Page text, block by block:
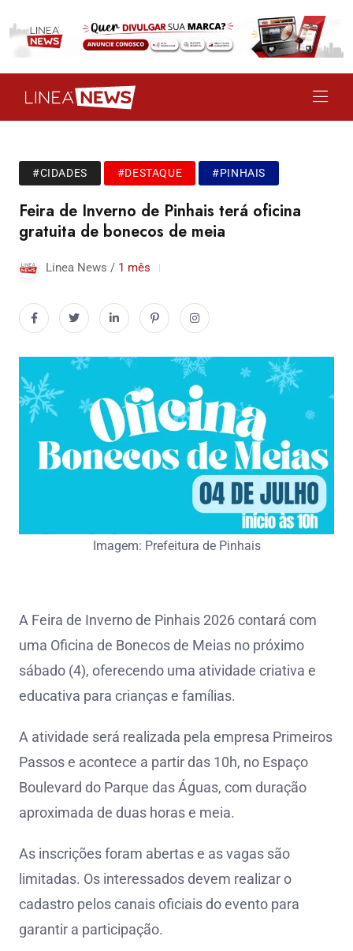
#CIDADES #DESTAQUE #PINHAIS
Feira de Inverno de Pinhais terá oficina
gratuita de bonecos de meia
Linea News / 1 mês
Imagem: Prefeitura de Pinhais
A Feira de Inverno de Pinhais 2026 contará com
uma Oficina de Bonecos de Meias no próximo
sábado (4), oferecendo uma atividade criativa e
educativa para crianças e famílias.
A atividade será realizada pela empresa Primeiros
Passos e acontece a partir das 10h, no Espaço
Boulevard do Parque das Águas, com duração
aproximada de duas horas e meia.
As inscrições foram abertas e as vagas são
limitadas. Os interessados devem realizar o
cadastro pelos canais oficiais do evento para
garantir a participação.